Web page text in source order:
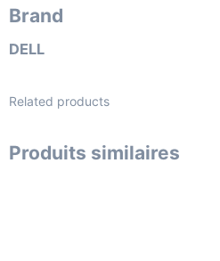
Brand
DELL
Related products
Produits similaires